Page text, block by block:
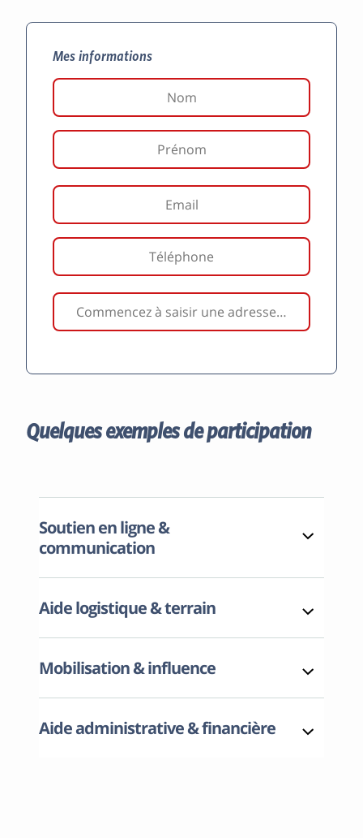
Mes informations
Quelques exemples de participation
Soutien en ligne &
communication
Aide logistique & terrain
Mobilisation & influence
Aide administrative & financière